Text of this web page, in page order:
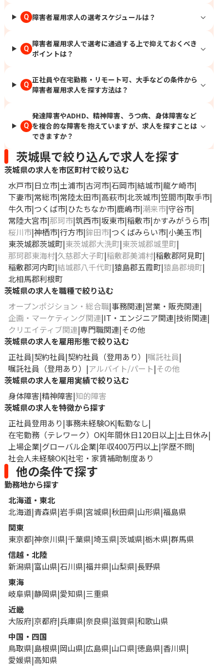
Q 障害者雇用求人の選考スケジュールは？
Q
障害者雇用求人で選考に通過する上で抑えておくべき
ポイントは？
Q
正社員や在宅勤務・リモート可、大手などの条件から
障害者雇用求人を探す方法は？
Q
発達障害やADHD、精神障害、うつ病、身体障害など
を複合的な障害を抱えていますが、求人を探すことは
できますか？
茨城県で絞り込んで求人を探す
茨城県の求人を市区町村で絞り込む
水戸市 日立市 土浦市 古河市 石岡市 結城市 龍ケ崎市
下妻市 常総市 常陸太田市 高萩市 北茨城市 笠間市 取手市
牛久市 つくば市 ひたちなか市 鹿嶋市 潮来市 守谷市
常陸大宮市 那珂市 筑西市 坂東市 稲敷市 かすみがうら市
桜川市 神栖市 行方市 鉾田市 つくばみらい市 小美玉市
東茨城郡茨城町 東茨城郡大洗町 東茨城郡城里町
那珂郡東海村 久慈郡大子町 稲敷郡美浦村 稲敷郡阿見町
稲敷郡河内町 結城郡八千代町 猿島郡五霞町 猿島郡境町
北相馬郡利根町
茨城県の求人を職種で絞り込む
オープンポジション・総合職 事務関連 営業・販売関連
企画・マーケティング関連 IT・エンジニア関連 技術関連
クリエイティブ関連 専門職関連 その他
茨城県の求人を雇用形態で絞り込む
正社員 契約社員 契約社員（登用あり）
嘱託社員
嘱託社員（登用あり）
アルバイト/パート その他
茨城県の求人を雇用実績で絞り込む
身体障害 精神障害 知的障害
茨城県の求人を特徴から探す
正社員登用あり 事務未経験OK 転勤なし
在宅勤務（テレワーク）OK 年間休日120日以上 土日休み
上場企業 グローバル企業 年収400万円以上 学歴不問
社会人未経験OK 社宅・家賃補助制度あり
他の条件で探す
勤務地から探す
北海道・東北
北海道 青森県 岩手県 宮城県 秋田県 山形県 福島県
関東
東京都 神奈川県 千葉県 埼玉県 茨城県 栃木県 群馬県
信越・北陸
新潟県 富山県 石川県 福井県 山梨県 長野県
東海
岐阜県 静岡県 愛知県 三重県
近畿
大阪府 京都府 兵庫県 奈良県 滋賀県 和歌山県
中国・四国
鳥取県 島根県 岡山県 広島県 山口県 徳島県 香川県
愛媛県 高知県